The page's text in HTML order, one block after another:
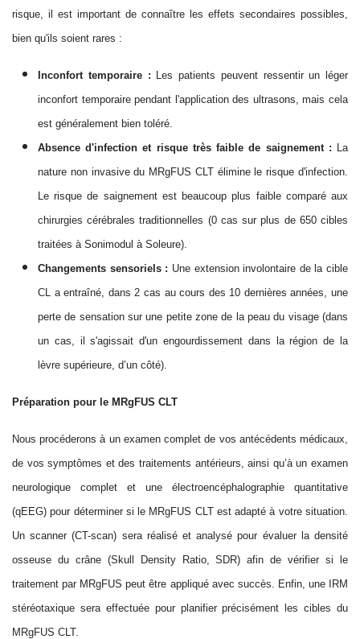
risque, il est important de connaître les effets secondaires possibles,
bien qu'ils soient rares :
Inconfort temporaire : Les patients peuvent ressentir un léger
inconfort temporaire pendant l'application des ultrasons, mais cela
est généralement bien toléré.
Absence d'infection et risque très faible de saignement : La
nature non invasive du MRgFUS CLT élimine le risque d'infection.
Le risque de saignement est beaucoup plus faible comparé aux
chirurgies cérébrales traditionnelles (0 cas sur plus de 650 cibles
traitées à Sonimodul à Soleure).
Changements sensoriels : Une extension involontaire de la cible
CL a entraîné, dans 2 cas au cours des 10 dernières années, une
perte de sensation sur une petite zone de la peau du visage (dans
un cas, il s'agissait d'un engourdissement dans la régionde la
lèvre supérieure, d’un côté).
Préparation pour le MRgFUS CLT
Nous procéderons à un examen complet de vos antécédents médicaux,
de vos symptômes et des traitements antérieurs, ainsi qu’à un examen
neurologique complet et une électroencéphalographie quantitative
(qEEG) pour déterminer si le MRgFUS CLT est adapté à votre situation.
Un scanner (CT-scan) sera réalisé et analysé pour évaluer la densité
osseuse du crâne (Skull Density Ratio, SDR) afin de vérifier si le
traitement par MRgFUS peut être appliqué avec succès. Enfin, une IRM
stéréotaxique sera effectuée pour planifier précisément les cibles du
MRgFUS CLT.